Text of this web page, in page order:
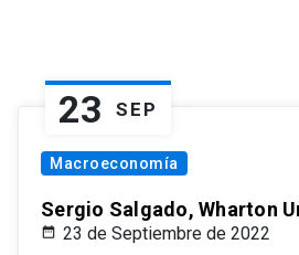
23 SEP
Macroeconomía
Sergio Salgado, Wharton
23 de Septiembre de 2022